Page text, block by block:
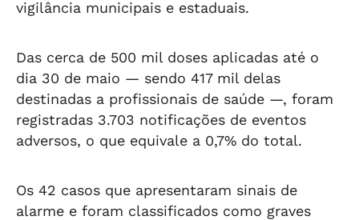
vigilância municipais e estaduais.
Das cerca de 500 mil doses aplicadas até o
dia 30 de maio — sendo 417 mil delas
destinadas a profissionais de saúde —, foram
registradas 3.703 notificações de eventos
adversos, o que equivale a 0,7% do total.
Os 42 casos que apresentaram sinais de
alarme e foram classificados como graves